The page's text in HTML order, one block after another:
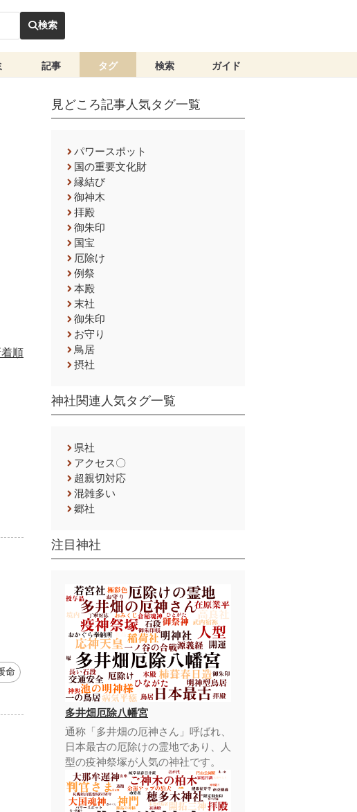
検索
記事 タグ 検索 ガイド
順
命
見どころ記事人気タグ一覧
パワースポット
国の重要文化財
縁結び
御神木
拝殿
御朱印
国宝
厄除け
例祭
本殿
末社
御朱印
お守り
鳥居
摂社
神社関連人気タグ一覧
県社
アクセス〇
超親切対応
混雑多い
郷社
注目神社
多井畑厄除八幡宮
通称「多井畑の厄神さん」呼ばれ、
日本最古の厄除けの霊地であり、人
型の疫神祭塚が人気の神社です。